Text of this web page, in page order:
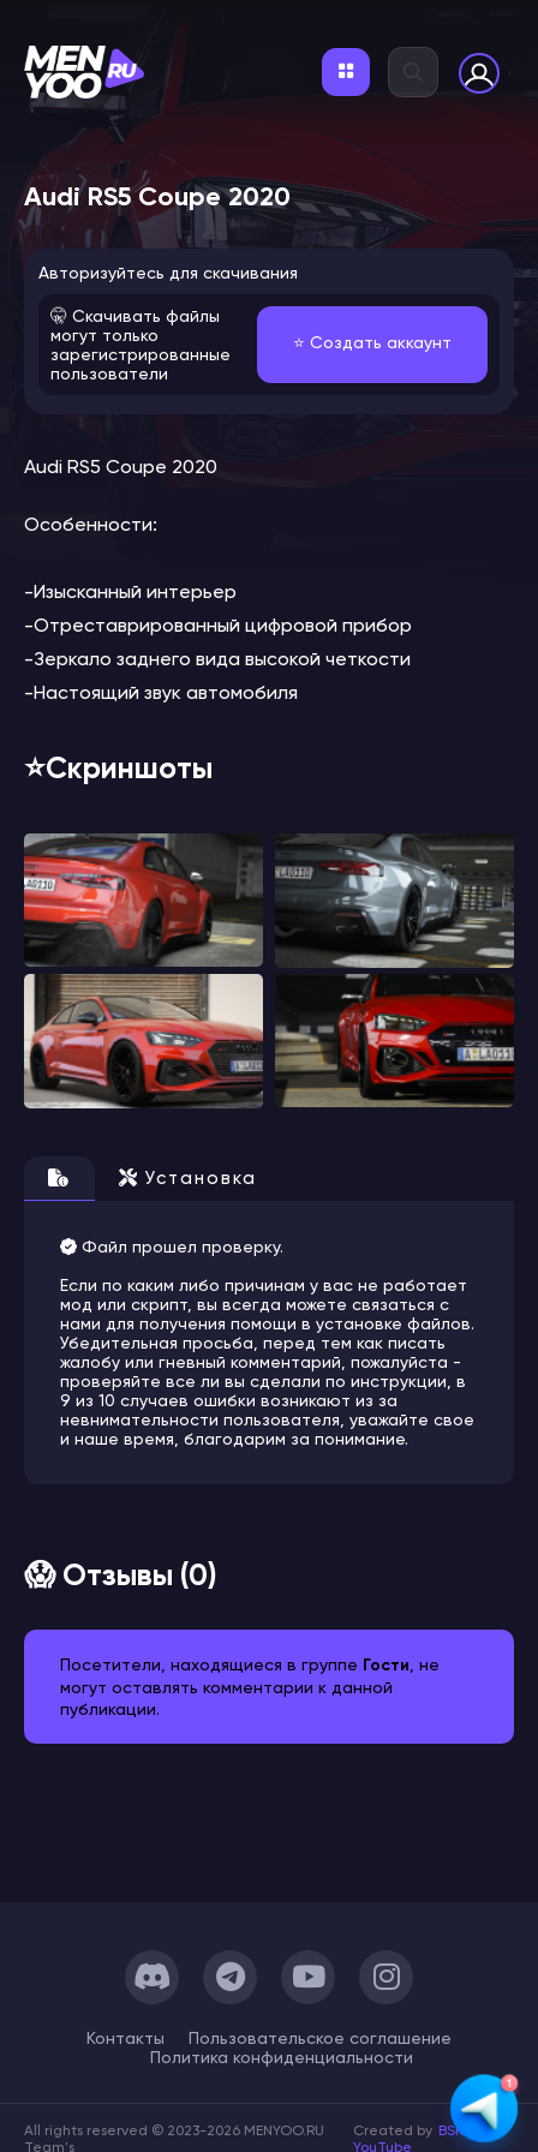
Audi RS5 Coupe 2020
Авторизуйтесь для скачивания
🤫 Скачивать файлы
могут только
зарегистрированные
пользователи
⭐️ Создать аккаунт
Audi RS5 Coupe 2020
Особенности:
-Изысканный интерьер
-Отреставрированный цифровой прибор
-Зеркало заднего вида высокой четкости
-Настоящий звук автомобиля
⭐️Скриншоты
Установка
Файл прошел проверку.
Если по каким либо причинам у вас не работает
мод или скрипт, вы всегда можете связаться с
нами для получения помощи в установке файлов.
Убедительная просьба, перед тем как писать
жалобу или гневный комментарий, пожалуйста -
проверяйте все ли вы сделали по инструкции, в
9 из 10 случаев ошибки возникают из за
невнимательности пользователя, уважайте свое
и наше время, благодарим за понимание.
😱 Отзывы (0)
Посетители, находящиеся в группе Гости , не
могут оставлять комментарии к данной
публикации.
Контакты
Пользовательское cоглашение
Политика конфиденциальности
All rights reserved © 2023-2026 MENYOO.RU
Team's
Created by BSK
YouTube